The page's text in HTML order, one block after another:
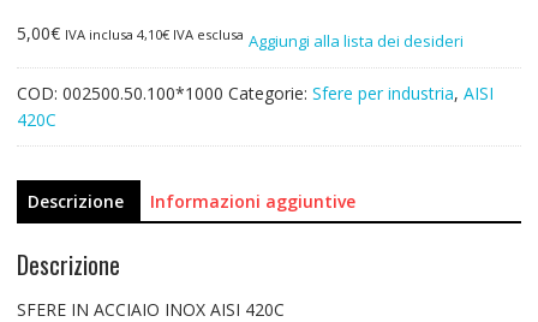
5,00€ IVA inclusa 4,10€IVA esclusa Aggiungi alla lista dei desideri
COD: 002500.50.100*1000 Categorie: Sfere per industria, AISI
420C
Descrizione Informazioni aggiuntive
Descrizione
SFERE IN ACCIAIO INOX AISI 420C